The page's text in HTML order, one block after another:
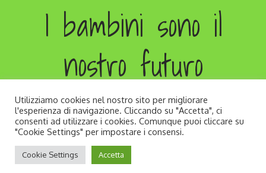
I bambini sono il
nostro futuro
Copyright © All rights reserved. Developed by
Andrea Zago
Utilizziamo cookies nel nostro sito per migliorare
l'esperienza di navigazione. Cliccando su "Accetta", ci
consenti ad utilizzare i cookies. Comunque puoi cliccare su
"Cookie Settings" per impostare i consensi.
Cookie Settings Accetta